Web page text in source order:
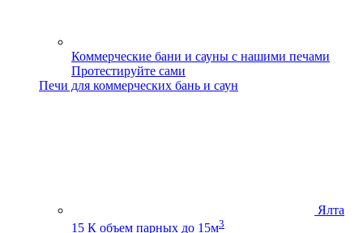
Коммерческие бани и сауны с нашими печами
Протестируйте сами
Печи для коммерческих бань и саун
Ялта
15 К объем парных до 15м3